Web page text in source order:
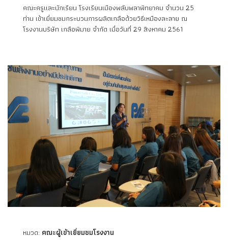
คณะครูและนักเรียน โรงเรียนเมืองพลับพลาพิทยาคม จำนวน 25
ท่าน เข้าเยี่ยมชมกระบวนการผลิตเกลือด้วยวิธีเหมืองละลาย ณ
โรงงานบริษัท เกลือพิมาย จำกัด เมื่อวันที่ 29 สิงหาคม 2561
หมวด: คณะผู้เข้าเยี่ยมชมโรงงาน